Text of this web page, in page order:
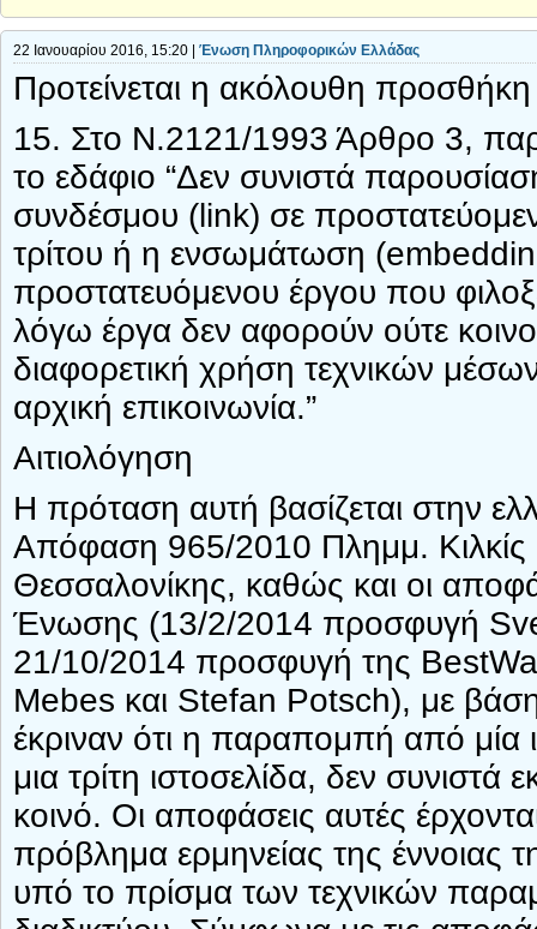
22 Ιανουαρίου 2016, 15:20 | Ένωση Πληροφορικών Ελλάδας
Προτείνεται η ακόλουθη
15. Στο Ν.2121/1993 Άρθρο 3,
το εδάφιο “Δεν συνιστά
συνδέσμου (link) σε
τρίτου ή η ενσωμάτωση
προστατευόμενου έργου που
λόγω έργα δεν αφορούν ούτε
διαφορετική χρήση τεχνικών
αρχική επικοινωνία.”
Αιτιολόγηση
Η πρόταση αυτή βασίζεται στην
Απόφαση 965/2010 Πλημμ. Κιλκίς
Θεσσαλονίκης, καθώς και οι
Ένωσης (13/2/2014 προσφυγή
21/10/2014 προσφυγή της
Mebes και Stefan Potsch), με
έκριναν ότι η παραπομπή από μία
μια τρίτη ιστοσελίδα, δεν
κοινό. Οι αποφάσεις αυτές
πρόβλημα ερμηνείας της έννοιας
υπό το πρίσμα των τεχνικών